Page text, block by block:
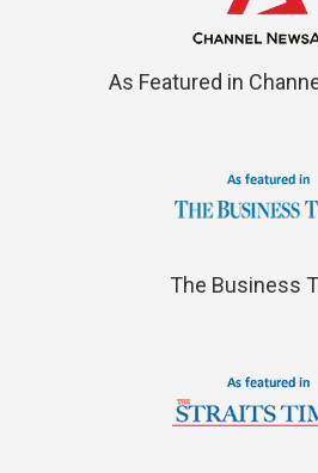
As Featured in
The Business